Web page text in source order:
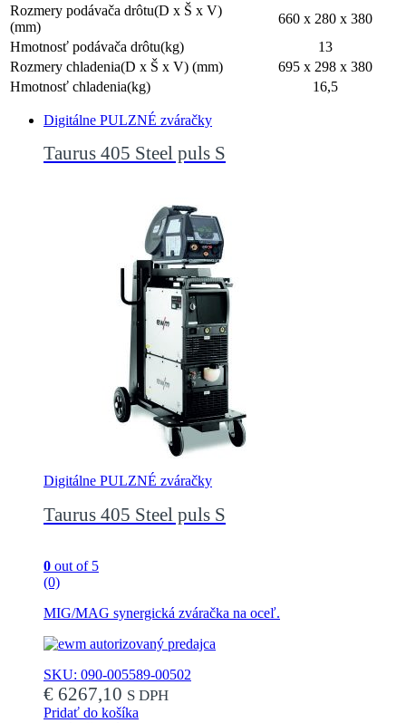
Rozmery podávača drôtu(D x Š x V)
(mm)
660 x 280 x 380
Hmotnosť podávača drôtu(kg)
13
Rozmery chladenia(D x Š x V) (mm)
695 x 298 x 380
Hmotnosť chladenia(kg)
16,5
Digitálne PULZNÉ zváračky
Taurus 405 Steel puls S
Digitálne PULZNÉ zváračky
Taurus 405 Steel puls S
0 out of 5
(0)
MIG/MAG synergická zváračka na oceľ.
SKU: 090-005589-00502
€ 6267,10 S DPH
Pridať do košíka